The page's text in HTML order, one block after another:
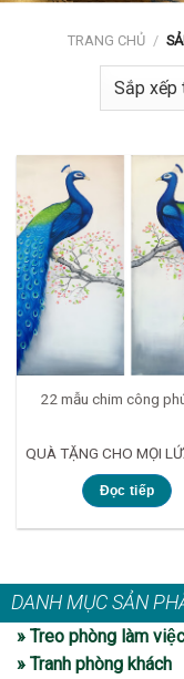
TRANG CHỦ /
22 mẫu chim công
QUÀ TẶNG CHO MỌI
Đọc tiếp
DANH MỤC SẢN
» Treo phòng làm việc
» Tranh phòng khách